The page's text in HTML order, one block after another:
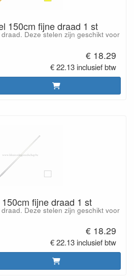
150cm fijne draad 1 st
Deze stelen zijn geschikt voor
€ 18.29
€ 22.13 inclusief btw
fijne draad 1 st
Deze stelen zijn geschikt voor
€ 18.29
€ 22.13 inclusief btw